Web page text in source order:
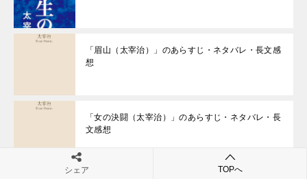
「眉山（太宰治）」のあらすじ・ネタバレ・長文感
想
「女の決闘（太宰治）」のあらすじ・ネタバレ・長
文感想
シェア TOPへ